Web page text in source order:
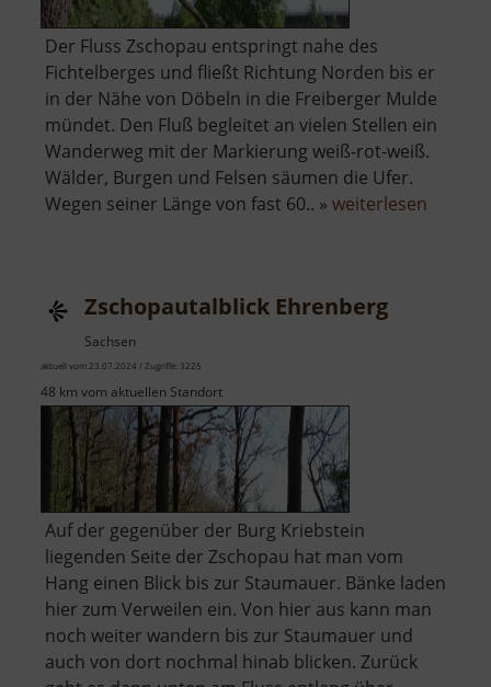
Der Fluss Zschopau entspringt nahe des
Fichtelberges und fließt Richtung Norden bis er
in der Nähe von Döbeln in die Freiberger Mulde
mündet. Den Fluß begleitet an vielen Stellen ein
Wanderweg mit der Markierung weiß-rot-weiß.
Wälder, Burgen und Felsen säumen die Ufer.
Wegen seiner Länge von fast 60.. » weiterlesen
Zschopautalblick Ehrenberg
Sachsen
aktuell vom 23.07.2024 / Zugriffe: 3225
48 km vom aktuellen Standort
Auf der gegenüber der Burg Kriebstein
liegenden Seite der Zschopau hat man vom
Hang einen Blick bis zur Staumauer. Bänke laden
hier zum Verweilen ein. Von hier aus kann man
noch weiter wandern bis zur Staumauer und
auch von dort nochmal hinab blicken. Zurück